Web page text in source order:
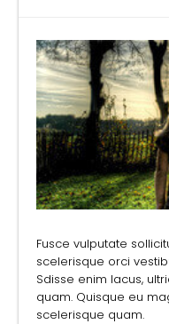
Fusce vulputate
scelerisque orci
Sdisse enim lacus,
quam. Quisque eu
scelerisque quam.